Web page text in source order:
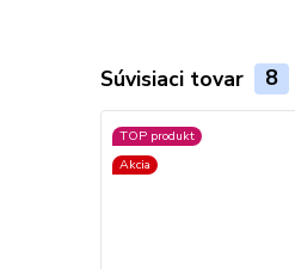
Súvisiaci tovar 8
TOP produkt
Akcia